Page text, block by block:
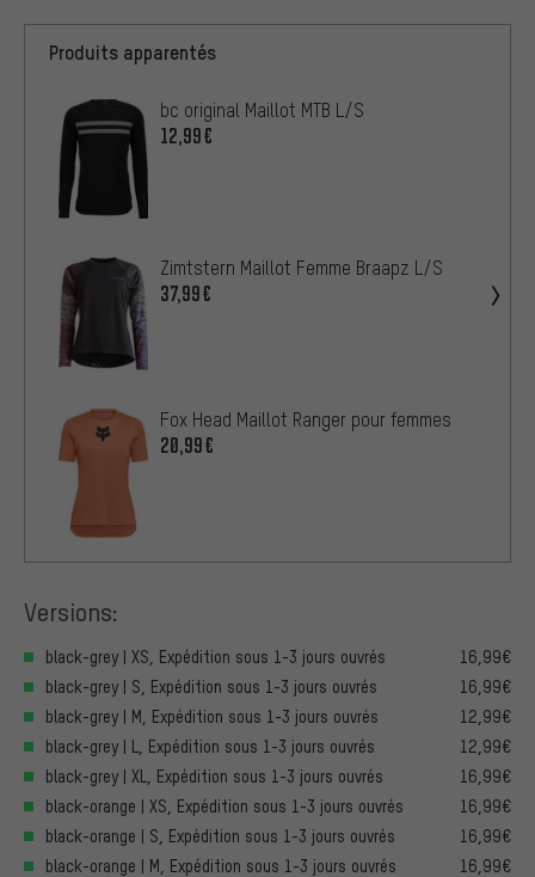
Produits apparentés
bc original Maillot MTB L/S
12,99€
Zimtstern Maillot Femme Braapz L/S
37,99€
Fox Head Maillot Ranger pour femmes
20,99€
Versions:
black-grey | XS, Expédition sous 1-3 jours ouvrés
16,99€
black-grey | S, Expédition sous 1-3 jours ouvrés
16,99€
black-grey | M, Expédition sous 1-3 jours ouvrés
12,99€
black-grey | L, Expédition sous 1-3 jours ouvrés
12,99€
black-grey | XL, Expédition sous 1-3 jours ouvrés
16,99€
black-orange | XS, Expédition sous 1-3 jours ouvrés
16,99€
black-orange | S, Expédition sous 1-3 jours ouvrés
16,99€
black-orange | M, Expédition sous 1-3 jours ouvrés
16,99€